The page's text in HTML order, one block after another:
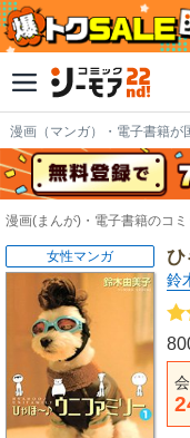
漫画（マンガ）・電子書籍が
漫画(まんが)・電子書籍のコ
ひ
鈴
女性マンガ